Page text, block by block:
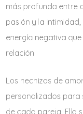
más profunda entre
pasión y la
energía negativa
relación.
Los hechizos de
personalizados para
de cada pareja. Ella